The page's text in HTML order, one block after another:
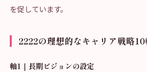
を促しています。
2222の理想的なキャリア戦略10
軸1｜長期ビジョンの設定